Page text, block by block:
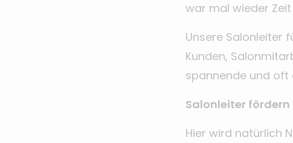
war mal wieder
Unsere Salonleiter
Kunden,
spannende und oft
Salonleiter
Hier wird natürlich